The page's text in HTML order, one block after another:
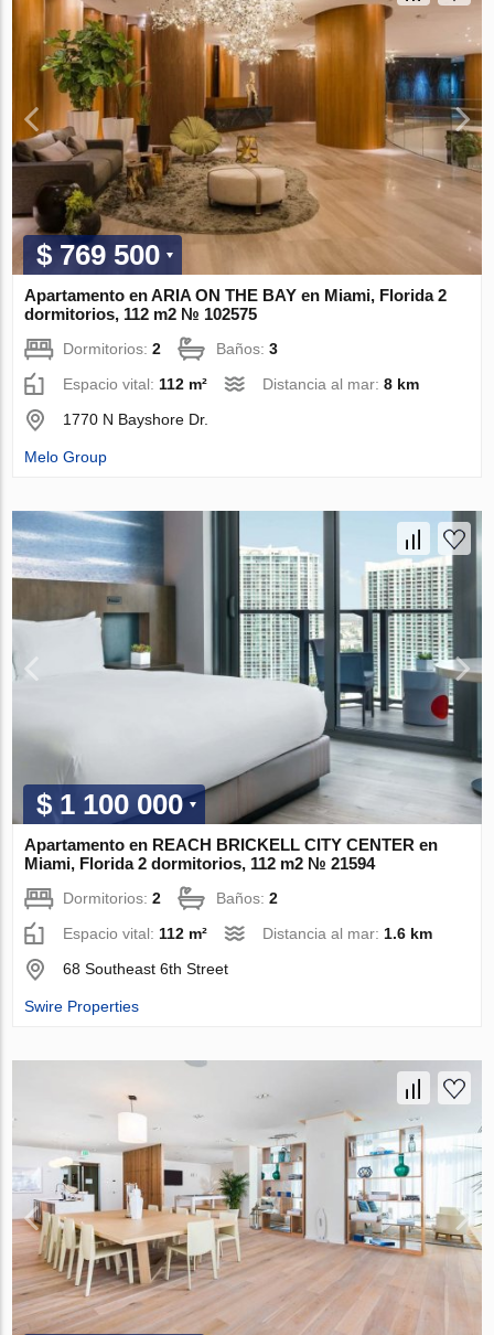
$ 769 500
Apartamento en ARIA ON THE BAY en Miami, Florida 2
dormitorios, 112 m2 № 102575
Dormitorios:2 Baños:3
Espacio vital: 112 m² Distancia al mar:8 km
1770 N Bayshore Dr.
Melo Group
$ 1 100 000
Apartamento en REACH BRICKELL CITY CENTER en
Miami, Florida 2 dormitorios, 112 m2 № 21594
Dormitorios:2 Baños:2
Espacio vital: 112 m² Distancia al mar: 1.6 km
68 Southeast 6th Street
Swire Properties